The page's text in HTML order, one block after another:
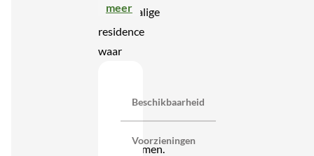
kleinschalige
residence
waar
samenkomen.
meer
Beschikbaarheid
Voorzieningen